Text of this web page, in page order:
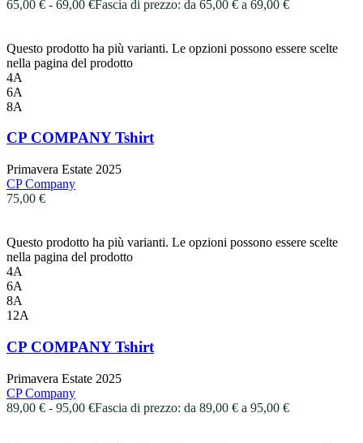
65,00 € - 69,00 €Fascia di prezzo: da 65,00 € a 69,00 €
Questo prodotto ha più varianti. Le opzioni possono essere scelte
nella pagina del prodotto
4A
6A
8A
CP COMPANY Tshirt
Primavera Estate 2025
CP Company
75,00 €
Questo prodotto ha più varianti. Le opzioni possono essere scelte
nella pagina del prodotto
4A
6A
8A
12A
CP COMPANY Tshirt
Primavera Estate 2025
CP Company
89,00 € - 95,00 €Fascia di prezzo: da 89,00 € a 95,00 €